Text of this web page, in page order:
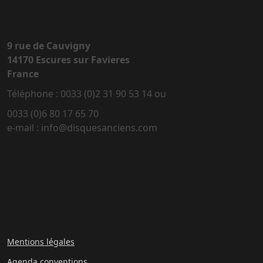
9 rue de Cauvigny
14170 Escures sur Favieres
France
Téléphone : 0033 (0)2 31 90 53 14 ou
0033 (0)6 80 17 65 70
e-mail : info@disquesanciens.com
Mentions légales